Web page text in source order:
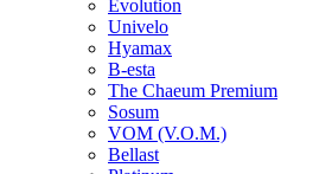
Evolution
Univelo
Hyamax
B-esta
The Chaeum Premium
Sosum
VOM (V.O.M.)
Bellast